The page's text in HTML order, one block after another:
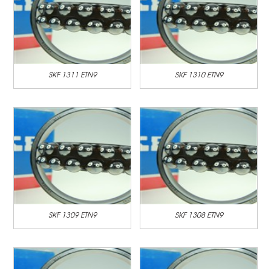
SKF 1311 ETN9 SKF 1310 ETN9
SKF 1309 ETN9 SKF 1308 ETN9